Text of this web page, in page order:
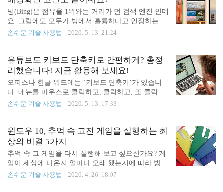
제는 순식간이지만 나중에 구독을 취소하고 해지하
려고 보면 메뉴나 버튼이 어디에 있는지 찾기가 어렵
습니다. 얼핏 생각하기엔 앱 스토어(App Store) 앱에
서 할 수 있을 것 같지만 실제로는 아니고요. 앱 스토
서 구독 취소를 해야 할까요? 힌트를 하나 드리면 설
정에서 의외의..
빙(Bing)은 점유율 1위와는 거리가 먼 검색 엔진 인데
요. 그럼에도 모두가 빙에서 훌륭하다고 인정하는 점
하나가 있습니다. 바로 아름답고 근사한 배경 화면인
퍼 앱을 출시한 덕분인데요. 앱 설치만으로 매일 아
침 새로운 잠금 화면과 배경 화면을 만나볼 수 있습
니다. 앱을 실행한 다음 잠금 화면과 배경 화면의 그
림을 매일 새로운 사진으로 바꾸도록 설정할 수 있는
데요. 빙에서 제공하는 방대한 작품 사진 가운데 마
음에 드는 사진을 직접 고를 수도 있습니다. 사진이
도 사용하기 편리하네요. 원한 다면 일주일에 한 번
씩 교체하거나 한 달에 한 번씩 바꾸도록 사진 교체..
손쉬운 기술 사용법 2020. 5. 13. 21:24
유튜브도 키보드 단축키로 간편하게? 총정
리했습니다! 지금 활용해 보세요!
오피스나 한글 워드에는 ‘키보드 단축키’가 있습니
다. 메뉴를 마우스로 클릭하고, 클릭하고, 또 클릭 해
야 사용할 수 있는 기능을 키보드의 특정 키를 눌러
마우스로 클릭하지 않고도 재생/일시 중지는 물론, 1
0초 전 장면으로 이동하거나 영상이 더 빠른 속도로
재생되도록 재생 속도를 높이고, 재생 목록의 다음
영상을 재생하거나 혹은 자막 열기/닫기를 키보드 키
를 한번 눌러 바로 할 수 있습니다. 실제로 사용해보
면 그 편리함을 바로 실감하게 되는데요. 아래에 유
손쉬운 기술 사용법 2020. 5. 13. 17:33
윈도우 10, 추억 속 고전 게임을 실행하는 최
상의 비결 5가지
추억 속 그 게임을 다시 실행해 보고 싶으신가요? 게
임이 세상에 나온지 얼마나 오래 됐는지에 따라 방법
이 약간씩 다릅니다. 게임의 출시 연도에 따라 번거
손쉬운 기술 사용법 2020. 4. 26. 18:07